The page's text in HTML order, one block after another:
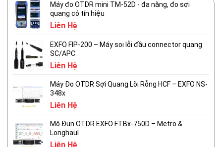
Máy đo OTDR mini TM-52D - đa năng, đo sợi
quang có tín hiệu
Liên Hệ
EXFO FIP-200 – Máy soi lỗi đầu connector quang
SC/APC
Liên Hệ
Máy Đo OTDR Sợi Quang Lõi Rỗng HCF – EXFO NS-
348x
Liên Hệ
Mô Đun OTDR EXFO FTBx-750D – Metro &
Longhaul
Liên Hệ